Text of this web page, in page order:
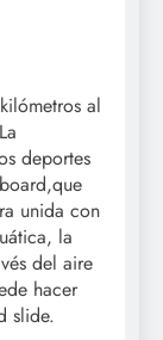
al
deportes
unida con
la
del aire
hacer
slide.